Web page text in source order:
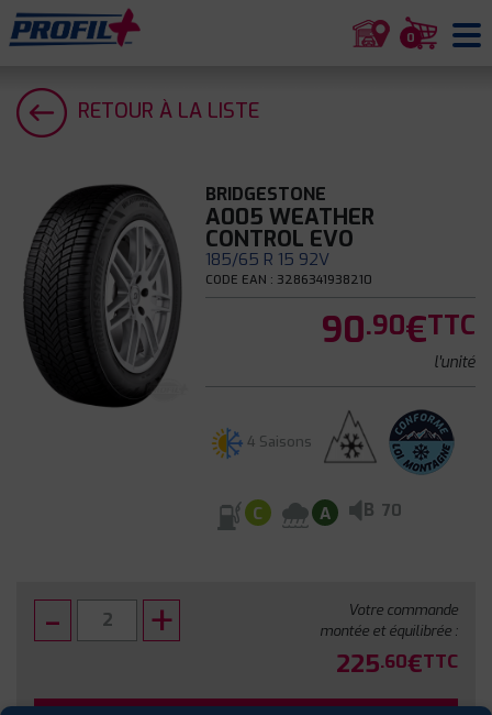
0
RETOUR À LA LISTE
BRIDGESTONE
A005 WEATHER
CONTROL EVO
185/65 R 15 92V
CODE EAN : 3286341938210
90.90€TTC
l'unité
4 Saisons
C A B 70
Votre commande
montée et équilibrée :
225.60€TTC